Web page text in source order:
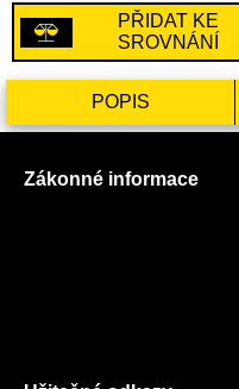
PŘIDAT KE
SROVNÁNÍ
POPIS
Zákonné informace